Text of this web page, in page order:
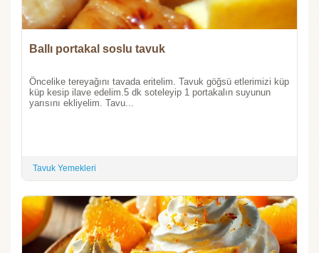
Ballı portakal soslu tavuk
Öncelike tereyağını tavada eritelim. Tavuk göğsü etlerimizi küp
küp kesip ilave edelim.5 dk soteleyip 1 portakalın suyunun
yarısını ekliyelim. Tavu...
Tavuk Yemekleri